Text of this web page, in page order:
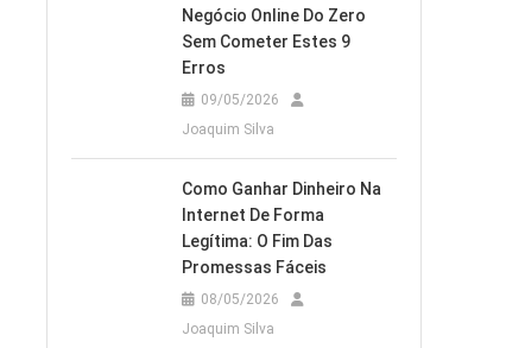
Negócio Online Do Zero
Sem Cometer Estes 9
Erros
09/05/2026
Joaquim Silva
Como Ganhar Dinheiro Na
Internet De Forma
Legítima: O Fim Das
Promessas Fáceis
08/05/2026
Joaquim Silva